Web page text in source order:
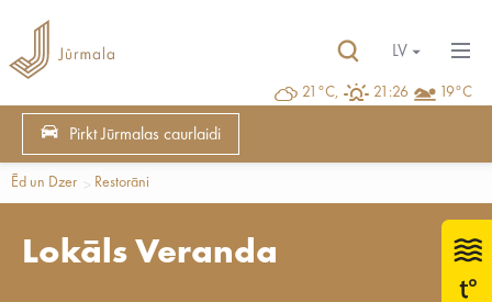
21°C, 21:26 19°C
LV
Pirkt Jūrmalas caurlaidi
Ēd un Dzer Restorāni
Lokāls Veranda